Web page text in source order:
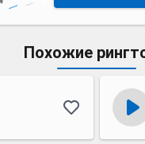
Похожие